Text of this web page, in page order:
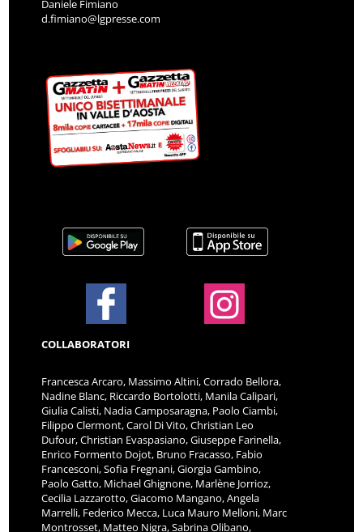
Daniele Fimiano
d.fimiano@lgpresse.com
COLLABORATORI
Francesca Arcaro, Massimo Altini, Corrado Bellora,
Nadine Blanc, Riccardo Bortolotti, Manila Calipari,
Giulia Calisti, Nadia Camposaragna, Paolo Ciambi,
Filippo Clermont, Carol Di Vito, Christian Leo
Dufour, Christian Evaspasiano, Giuseppe Farinella,
Enrico Formento Dojot, Bruno Fracasso, Fabio
Francesconi, Sofia Fregnani, Giorgia Gambino,
Paolo Gatto, Michael Ghignone, Marlène Jorrioz,
Cecilia Lazzarotto, Giacomo Mangano, Angela
Marrelli, Federico Mecca, Luca Mauro Melloni, Marc
Montrosset, Matteo Nigra, Sabrina Olibano,